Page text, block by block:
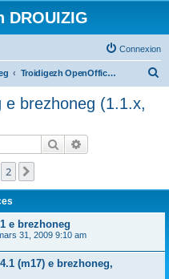
DROUIZIG
Connexion
Troidigezh OpenOffice.org e brezhoneg (1.1.x, 2.x ha 3.x)
c
e brezhoneg (1.1.x,
Rechercher
2
e brezhoneg
31, 2009 9:10 am
(m17) e brezhoneg,